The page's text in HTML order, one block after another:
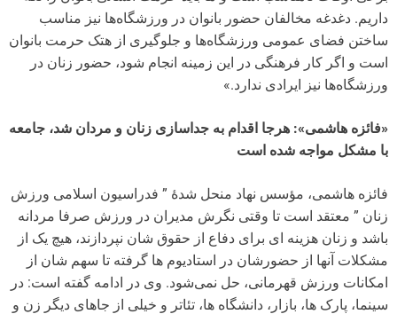
داریم. دغدغه مخالفان حضور بانوان در ورزشگاه‌ها نیز مناسب
ساختن فضای عمومی ورزشگاه‌ها و جلوگیری از هتک حرمت بانوان
است و اگر کار فرهنگی در این زمینه انجام شود، حضور زنان در
ورزشگاه‌ها نیز ایرادی ندارد.»
«فائزه هاشمی»: هرجا اقدام به جداسازی زنان و مردان شد، جامعه
با مشکل مواجه شده است
فائزه هاشمی، مؤسس نهاد منحل شدۀ ” فدراسیون اسلامی ورزش
زنان ” معتقد است تا وقتی نگرش مدیران در ورزش صرفا مردانه
باشد و زنان هزینه ای برای دفاع از حقوق شان نپردازند، هیچ یک از
مشکلات آنها از حضورشان در استادیوم ها گرفته تا سهم شان از
امکانات ورزش قهرمانی، حل نمی‌شود. وی در ادامه گفته است: در
سینما، پارک ها، بازار، دانشگاه ها، تئاتر و خیلی از جاهای دیگر زن و